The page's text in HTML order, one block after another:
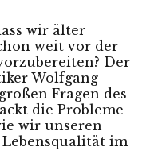
wir älter
weit vor der
Der
Wolfgang
Fragen des
die Probleme
wir unseren
im